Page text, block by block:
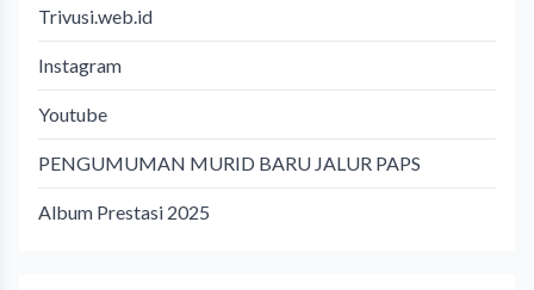
Trivusi.web.id
Instagram
Youtube
PENGUMUMAN MURID BARU JALUR PAPS
Album Prestasi 2025